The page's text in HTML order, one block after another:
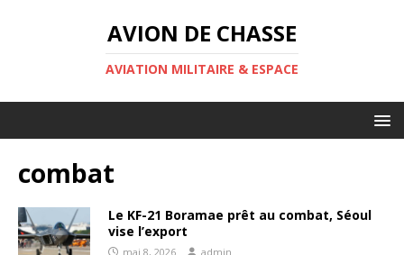
AVION DE CHASSE
AVIATION MILITAIRE & ESPACE
combat
Le KF-21 Boramae prêt au combat, Séoul
vise l’export
mai 8, 2026 admin